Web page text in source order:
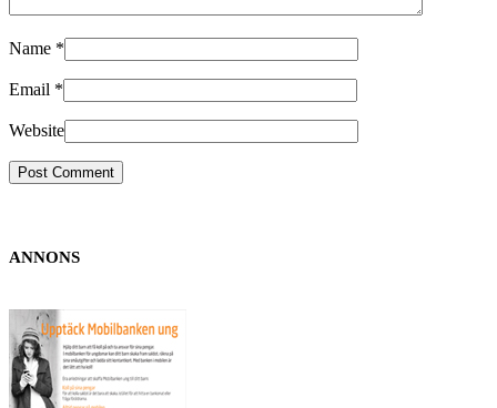
Name *
Email *
Website
ANNONS